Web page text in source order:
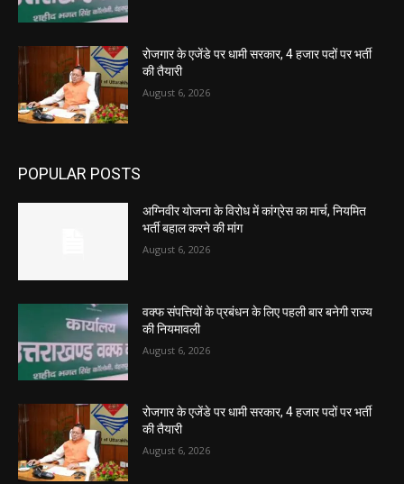
रोजगार के एजेंडे पर धामी सरकार, 4 हजार पदों पर भर्ती
की तैयारी
August 6, 2026
POPULAR POSTS
अग्निवीर योजना के विरोध में कांग्रेस का मार्च, नियमित
भर्ती बहाल करने की मांग
August 6, 2026
वक्फ संपत्तियों के प्रबंधन के लिए पहली बार बनेगी राज्य
की नियमावली
August 6, 2026
रोजगार के एजेंडे पर धामी सरकार, 4 हजार पदों पर भर्ती
की तैयारी
August 6, 2026